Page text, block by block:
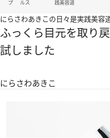
プ
ルス
践美容道
にらさわあきこの日々是実践美容
ふっくら目元を取り
試しました
にらさわあきこ